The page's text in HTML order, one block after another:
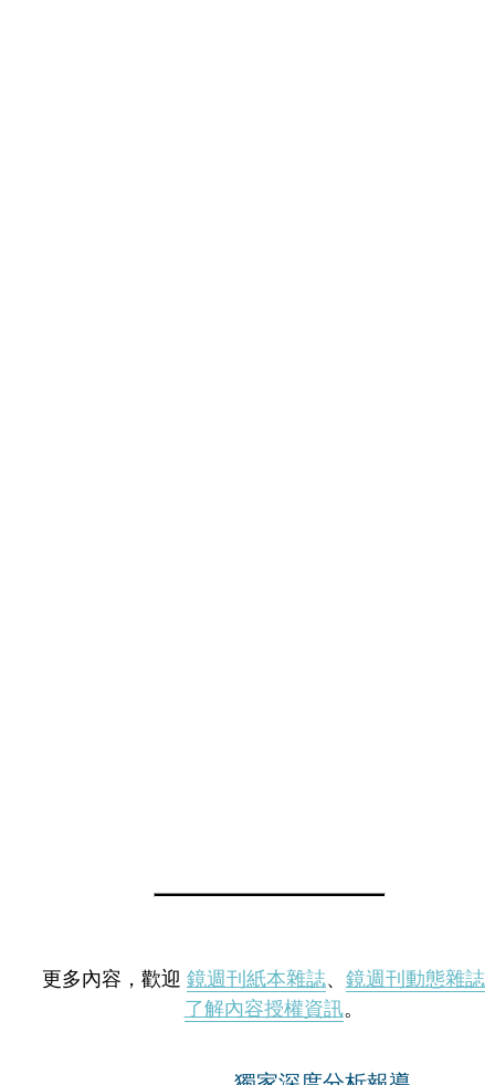
更多內容，歡迎 鏡週刊紙本雜誌、 鏡週刊動態雜誌
了解內容授權資訊。